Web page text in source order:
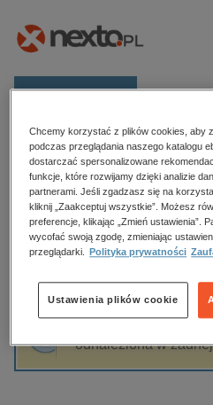
E-prasa
Kategorie
Zobacz wszystkie E-prasa
budownictwo, aranżacja
biznesowe, branżowe,
edukacja
hobby, sport, rozrywka
komputery, internet,
Strona główna Atul Gawande
Atul Gawande
Sortowanie
odnaleziona w
Chcemy korzystać z plików cookies, aby
podczas przeglądania naszego katalogu
dostarczać spersonalizowane
funkcje, które rozwijamy dzięki analizie
partnerami. Jeśli zgadzasz się na
kliknij „Zaakceptuj wszystkie”. Możesz
preferencje, klikając „Zmień ustawienia”.
wycofać swoją zgodę, zmieniając
przeglądarki.
Polityka prywatności
Ustawienia plików cookie